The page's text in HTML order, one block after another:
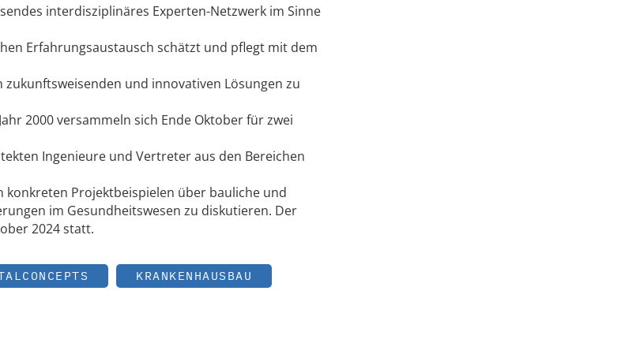
interdisziplinäres Experten-Netzwerk im Sinne
Erfahrungsaustausch schätzt und pflegt mit dem
und innovativen Lösungen zu
2000 versammeln sich Ende Oktober für zwei
Ingenieure und Vertreter aus den Bereichen
konkreten Projektbeispielen über bauliche und
im Gesundheitswesen zu diskutieren. Der
2024 statt.
KRANKENHAUSBAU